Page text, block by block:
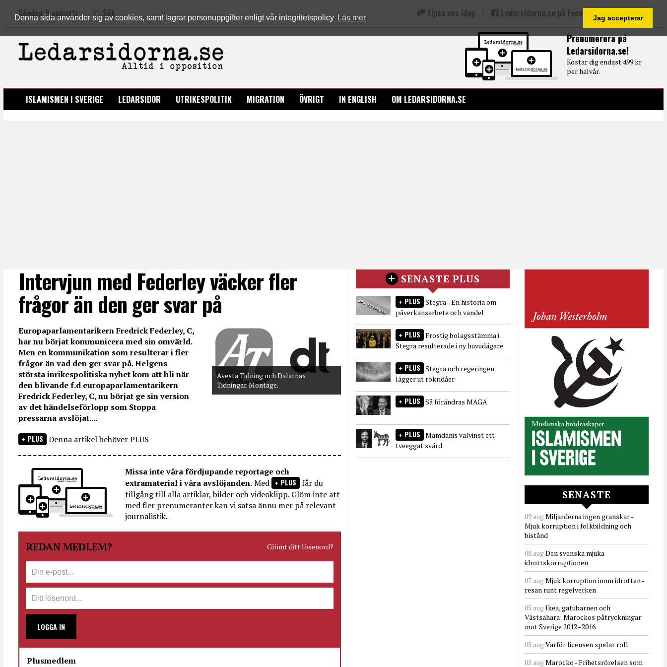
Denna sida använder sig av cookies, samt lagrar personuppgifter enligt vår integritetspolicy Läs mer Jag accepterar
Prenumerera på
Ledarsidorna.se!
Kostar dig endast 499 kr
per halvår.
Söndag 9 augusti Sök Tipsa oss idag Ledarsidorna.se på Facebook
LEDARSIDORNA.SE
ISLAMISMEN I SVERIGE LEDARSIDOR UTRIKESPOLITIK MIGRATION ÖVRIGT IN ENGLISH OM LEDARSIDORNA.SE
Intervjun med Federley väcker fler
frågor än den ger svar på
Avesta Tidning och Dalarnas
Tidningar. Montage.
Europaparlamentarikern Fredrick Federley, C,
har nu börjat kommunicera med sin omvärld.
Men en kommunikation som resulterar i fler
frågor än vad den ger svar på. Helgens
största inrikespolitiska nyhet kom att bli när
den blivande f.d europaparlamentarikern
Fredrick Federley, C, nu börjat ge sin version
av det händelseförlopp som Stoppa
pressarna avslöjat....
PLUS Denna artikel behöver PLUS
Missa inte våra fördjupande reportage och
extramaterial i våra avslöjanden.Med PLUS får du
tillgång till alla artiklar, bilder och videoklipp. Glöm inte att
med fler prenumeranter kan vi satsa ännu mer på relevant
journalistik.
REDAN MEDLEM? Glömt ditt lösenord?
LOGGA IN
Plusmedlem
SENASTE PLUS
PLUS Stegra - En historia om
påverkansarbete och vandel
PLUS Frostig bolagsstämma i
Stegra resulterade i ny huvudägare
PLUS Stegra och regeringen
lägger ut rökridåer
PLUS Så förändras MAGA
PLUS Mamdanis valvinst ett
tveeggat svärd
SENASTE
09 augMiljarderna ingen granskar -
Mjuk korruption i folkbildning och
bistånd
08 augDen svenska mjuka
idrottskorruptionen
07 augMjuk korruption inom idrotten -
resan runt regelverken
05 augIkea, gatubarnen och
Västsahara: Marockos påtryckningar
mot Sverige 2012–2016
05 augVarför licensen spelar roll
05 augMarocko - Frihetsrörelsen som